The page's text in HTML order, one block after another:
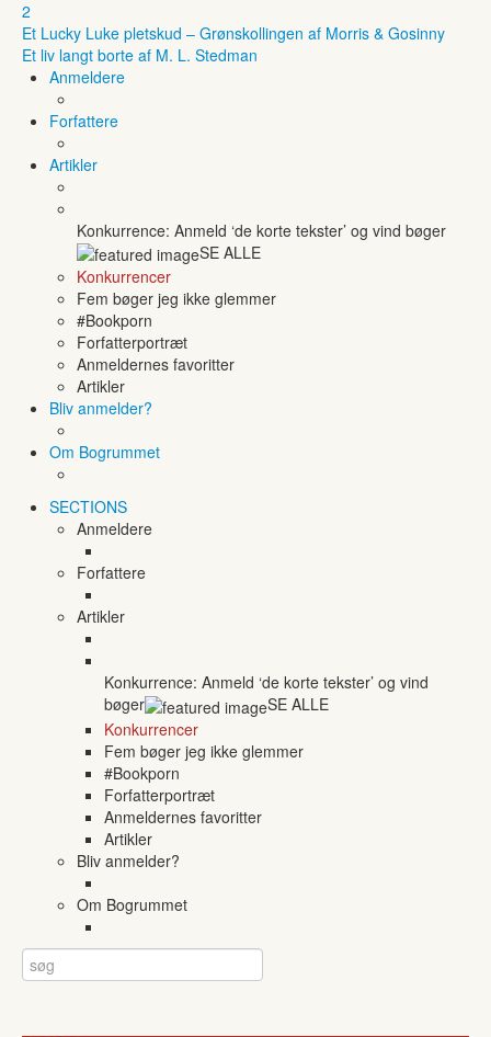
2
Et Lucky Luke pletskud – Grønskollingen af Morris & Gosinny
Et liv langt borte af M. L. Stedman
Anmeldere
Forfattere
Artikler
Konkurrence: Anmeld ‘de korte tekster’ og vind bøger
SE ALLE
Konkurrencer
Fem bøger jeg ikke glemmer
#Bookporn
Forfatterportræt
Anmeldernes favoritter
Artikler
Bliv anmelder?
Om Bogrummet
SECTIONS
Anmeldere
Forfattere
Artikler
Konkurrence: Anmeld ‘de korte tekster’ og vind
bøger
SE ALLE
Konkurrencer
Fem bøger jeg ikke glemmer
#Bookporn
Forfatterportræt
Anmeldernes favoritter
Artikler
Bliv anmelder?
Om Bogrummet